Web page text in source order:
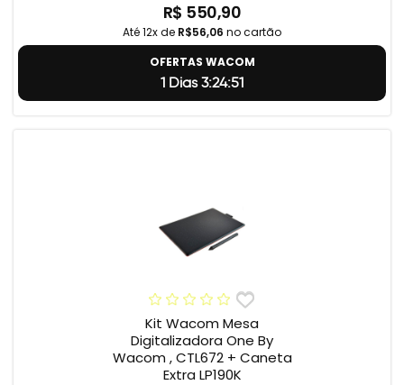
R$ 550,90
Até 12x de R$56,06 no cartão
OFERTAS WACOM
1 Dias 3:24:50
Kit Wacom Mesa
Digitalizadora One By
Wacom , CTL672 + Caneta
Extra LP190K